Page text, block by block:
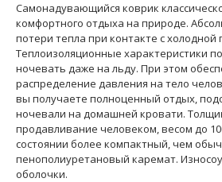
Самонадувающийся коврик
комфортного отдыха на природе.
потери тепла при контакте с холодной
Теплоизоляционные характеристики
ночевать даже на льду. При этом
распределение давления на тело
вы получаете полноценный отдых,
ночевали на домашней кровати.
продавливание человеком, весом до
состоянии более компактный, чем
пенополиуретановый каремат.
оболочки.